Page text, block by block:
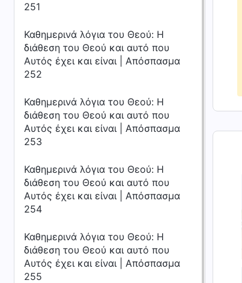
251
Καθημερινά λόγια του Θεού: Η
διάθεση του Θεού και αυτό που
Αυτός έχει και είναι | Απόσπασμα
252
Καθημερινά λόγια του Θεού: Η
διάθεση του Θεού και αυτό που
Αυτός έχει και είναι | Απόσπασμα
253
Καθημερινά λόγια του Θεού: Η
διάθεση του Θεού και αυτό που
Αυτός έχει και είναι | Απόσπασμα
254
Καθημερινά λόγια του Θεού: Η
διάθεση του Θεού και αυτό που
Αυτός έχει και είναι | Απόσπασμα
255